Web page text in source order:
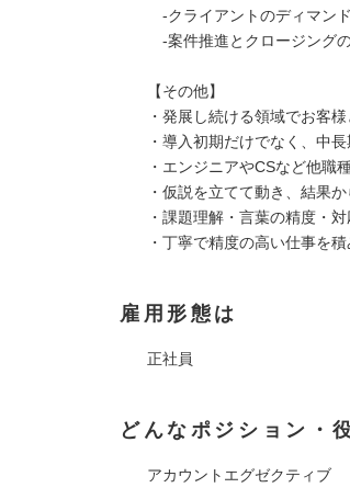
-クライアントのディマン
-案件推進とクロージング
【その他】
・発展し続ける領域でお客
・導入初期だけでなく、中
・エンジニアやCSなど他職
・仮説を立てて動き、結果
・課題理解・言葉の精度・
・丁寧で精度の高い仕事を
雇用形態は
正社員
どんなポジション・
アカウントエグゼクティブ